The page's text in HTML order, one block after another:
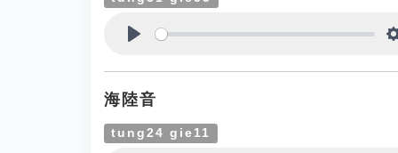
海陸音
tung24 gie11